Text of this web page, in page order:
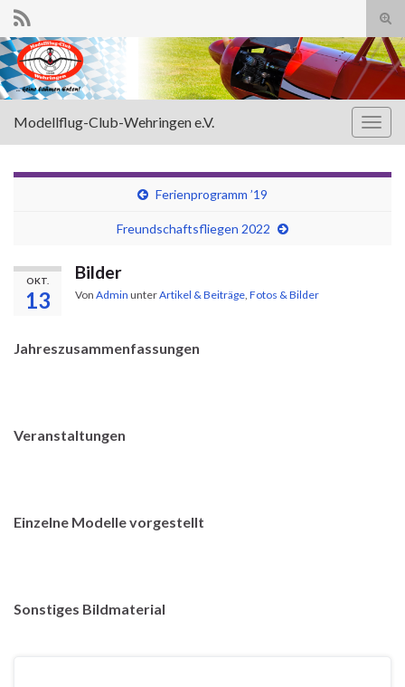
Search for:
Modellflug-Club-Wehringen e.V.
Ferienprogramm ’19
Freundschaftsfliegen 2022
OKT.
13
Bilder
Von Admin unterArtikel & Beiträge, Fotos & Bilder
Jahreszusammenfassungen
Veranstaltungen
Einzelne Modelle vorgestellt
Sonstiges Bildmaterial